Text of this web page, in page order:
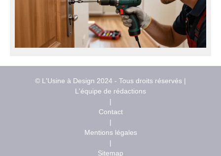
© L'Usine à Design 2024 - Tous droits réservés |
L'équipe de rédactions
|
Contact
|
Mentions légales
|
Sitemap